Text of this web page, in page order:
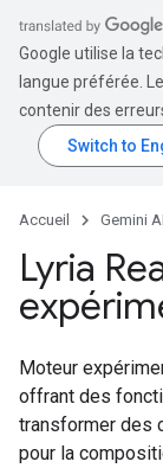
Google utilise la
langue préférée.
contenir des
Accueil Gemini
Lyria
Moteur
offrant des
transformer des
pour la